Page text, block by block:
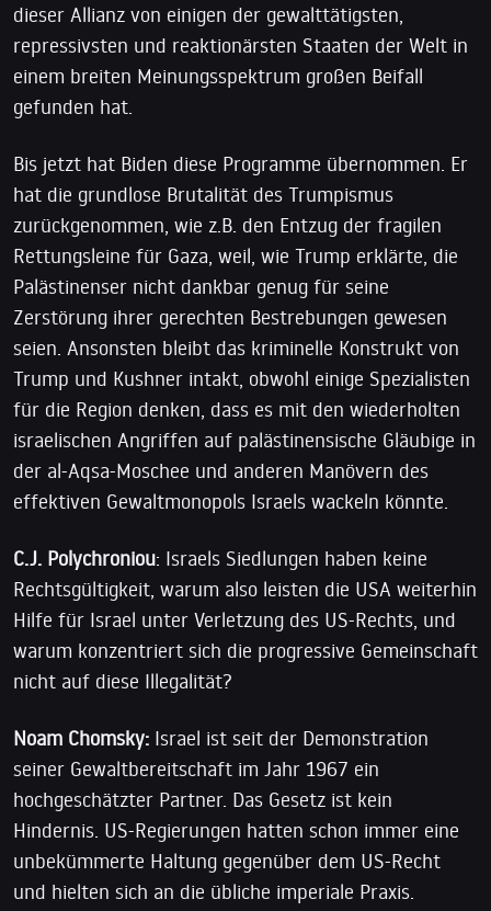
dieser Allianz von einigen der gewalttätigsten,
repressivsten und reaktionärsten Staaten der Welt in
einem breiten Meinungsspektrum großen Beifall
gefunden hat.
Bis jetzt hat Biden diese Programme übernommen. Er
hat die grundlose Brutalität des Trumpismus
zurückgenommen, wie z.B. den Entzug der fragilen
Rettungsleine für Gaza, weil, wie Trump erklärte, die
Palästinenser nicht dankbar genug für seine
Zerstörung ihrer gerechten Bestrebungen gewesen
seien. Ansonsten bleibt das kriminelle Konstrukt von
Trump und Kushner intakt, obwohl einige Spezialisten
für die Region denken, dass es mit den wiederholten
israelischen Angriffen auf palästinensische Gläubige in
der al-Aqsa-Moschee und anderen Manövern des
effektiven Gewaltmonopols Israels wackeln könnte.
C.J. Polychroniou: Israels Siedlungen haben keine
Rechtsgültigkeit, warum also leisten die USA weiterhin
Hilfe für Israel unter Verletzung des US-Rechts, und
warum konzentriert sich die progressive Gemeinschaft
nicht auf diese Illegalität?
Noam Chomsky: Israel ist seit der Demonstration
seiner Gewaltbereitschaft im Jahr 1967 ein
hochgeschätzter Partner. Das Gesetz ist kein
Hindernis. US-Regierungen hatten schon immer eine
unbekümmerte Haltung gegenüber dem US-Recht
und hielten sich an die übliche imperiale Praxis.